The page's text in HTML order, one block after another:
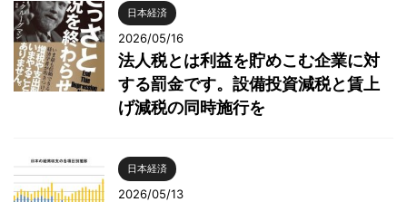
日本経済
2026/05/16
法人税とは利益を貯めこむ企業に対
する罰金です。設備投資減税と賃上
げ減税の同時施行を
日本経済
2026/05/13